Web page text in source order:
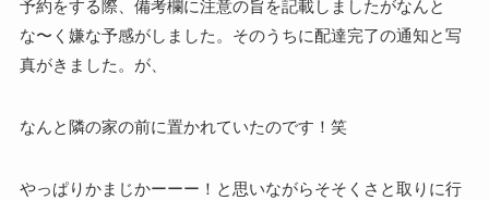
予約をする際、備考欄に注意の旨を記載しましたがなんと
な〜く嫌な予感がしました。そのうちに配達完了の通知と写
真がきました。が、
なんと隣の家の前に置かれていたのです！笑
やっぱりかまじかーーー！と思いながらそそくさと取りに行